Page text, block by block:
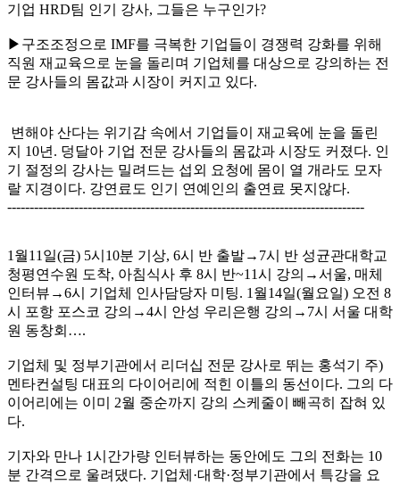
기업 HRD팀 인기 강사, 그들은 누구인가?
▶구조조정으로 IMF를 극복한 기업들이 경쟁력 강화를 위해
직원 재교육으로 눈을 돌리며 기업체를 대상으로 강의하는 전
문 강사들의 몸값과 시장이 커지고 있다.
변해야 산다는 위기감 속에서 기업들이 재교육에 눈을 돌린
지 10년. 덩달아 기업 전문 강사들의 몸값과 시장도 커졌다. 인
기 절정의 강사는 밀려드는 섭외 요청에 몸이 열 개라도 모자
랄 지경이다. 강연료도 인기 연예인의 출연료 못지않다.
--------------------------------------------------------------------------------
1월11일(금) 5시10분 기상, 6시 반 출발→7시 반 성균관대학교
청평연수원 도착, 아침식사 후 8시 반~11시 강의→서울, 매체
인터뷰→6시 기업체 인사담당자 미팅. 1월14일(월요일) 오전 8
시 포항 포스코 강의→4시 안성 우리은행 강의→7시 서울 대학
원 동창회….
기업체 및 정부기관에서 리더십 전문 강사로 뛰는 홍석기 주)
멘타컨설팅 대표의 다이어리에 적힌 이틀의 동선이다. 그의 다
이어리에는 이미 2월 중순까지 강의 스케줄이 빼곡히 잡혀 있
다.
기자와 만나 1시간가량 인터뷰하는 동안에도 그의 전화는 10
분 간격으로 울려댔다. 기업체·대학·정부기관에서 특강을 요